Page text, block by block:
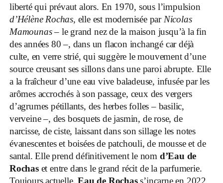
liberté qui prévaut alors. En 1970, sous l’impulsion
d’Hélène Rochas, elle est modernisée par Nicolas
Mamounas– le grand nez de la maison jusqu’à la fin
des années 80 –, dans un flacon inchangé car déjà
culte, en verre strié, qui suggère le mouvement d’une
source creusant ses sillons dans une paroi abrupte. Elle
a la fraîcheur d’une eau vive baladeuse, infusée par les
arômes accrochés à son passage, ceux des vergers
d’agrumes pétillants, des herbes folles – basilic,
verveine –, des bosquets de jasmin, de rose, de
narcisse, de ciste, laissant dans son sillage les notes
évanescentes et boisées de patchouli,de mousse et de
santal. Elle prend définitivement le nom d’Eau de
Rochaset entre dans le grand récit de la parfumerie.
Toujours actuelle,Eau de Rochass’incarne en 2022